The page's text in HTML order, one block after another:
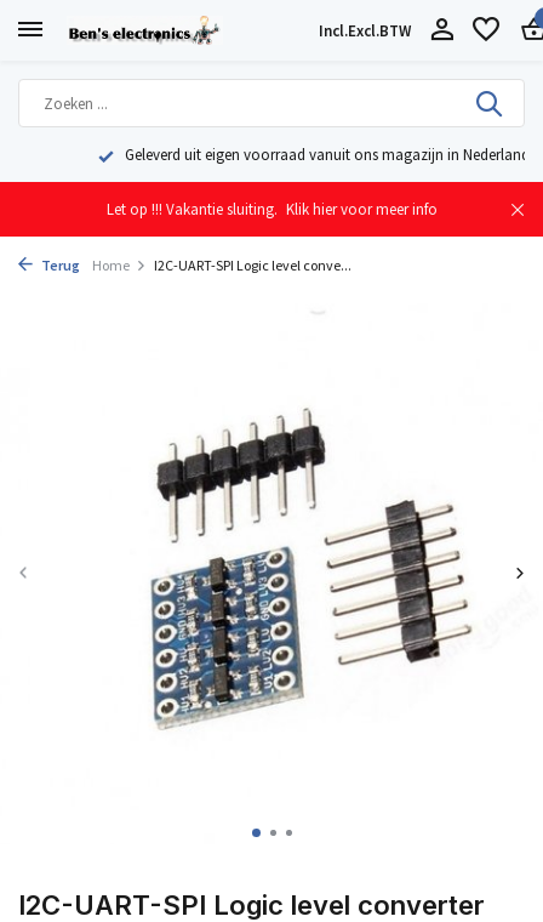
Incl.Excl.BTW
Geleverd uit eigen voorraad vanuit ons magazijn in Nederland
Let op !!! Vakantie sluiting. Klik hier voor meer info
Terug Home I2C-UART-SPI Logic level conve...
I2C-UART-SPI Logic level converter